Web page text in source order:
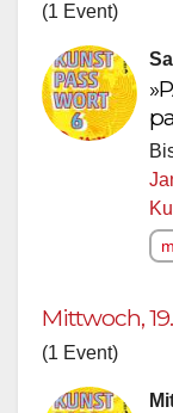
(1 Event)
Mittwoch,
(1 Event)